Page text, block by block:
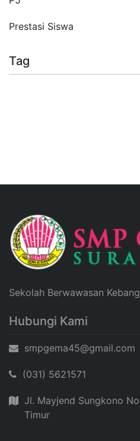
Prestasi Siswa
Tag
Sekolah Berwawasan
Hubungi Kami
smpgema45@gmail.com
(031) 5621571
Jl. Mayjend Sungkono
Timur